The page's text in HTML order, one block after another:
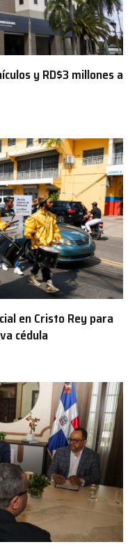
y RD$3 millones a
en Cristo Rey para
cédula